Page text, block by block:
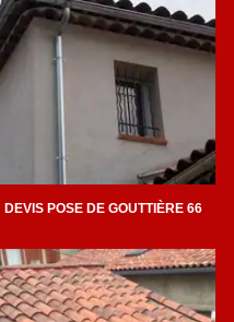
DEVIS POSE DE GOUTTIÈRE 66